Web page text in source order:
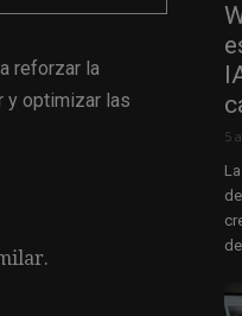
reforzar la
y optimizar las
5